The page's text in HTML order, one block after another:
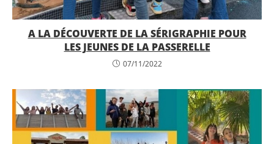
A LA DÉCOUVERTE DE LA SÉRIGRAPHIE POUR
LES JEUNES DE LA PASSERELLE
07/11/2022